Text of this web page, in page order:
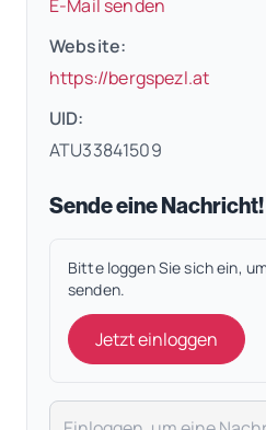
E-Mail senden
Website:
https://bergspezl.at(öffnet
UID:
ATU33841509
Sende eine Nachricht!
Bitte loggen Sie sich ein,
senden.
Jetzt einloggen
Deine Nachricht